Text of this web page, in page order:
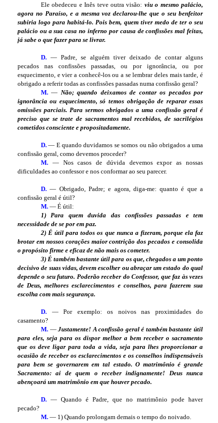
Ele obedeceu e Inês teve outra visão: viu o mesmo palácio,
agora no Paraíso, e a mesma voz declarou-lhe que o seu benfeitor
subiria logo para habitá-lo. Pois bem, quem tiver medo de ter o seu
palácio ou a sua casa no inferno por causa de confissões mal feitas,
já sabe o que fazer para se livrar.
D. — Padre, se alguém tiver deixado de contar alguns
pecados nas confissões passadas, ou por ignorância, ou por
esquecimento, e vier a conhecê-los ou a se lembrar deles mais tarde, é
obrigado a referir todas as confissões passadas numa confissão geral?
M. — Não; quando deixamos de contar os pecados por
ignorância ou esquecimento, só temos obrigação de reparar essas
omissões parciais. Para sermos obrigados a uma confissão geral é
preciso que se trate de sacramentos mal recebidos, de sacrilégios
cometidos consciente e propositadamente.
D. — E quando duvidamos se somos ou não obrigados a uma
confissão geral, como devemos proceder?
M.
— Nos casos de dúvida devemos expor as nossas
dificuldades ao confessor e nos conformar ao seu parecer.
D. — Obrigado, Padre; e agora, diga-me: quanto é que a
confissão geral é útil?
M. — É útil:
1) Para quem duvida das confissões passadas e tem
necessidade de se por em paz.
2) É útil para todos os que nunca a fizeram, porque ela faz
brotar em nossos corações maior contrição dos pecados e consolida
o propósito firme e eficaz de não mais os cometer.
3) É também bastante útil para os que, chegados a um ponto
decisivo de suas vidas, devem escolher ou abraçar um estado do qual
depende o seu futuro. Poderão receber do Confessor, que faz às vezes
de Deus, melhores esclarecimentos e conselhos, para fazerem sua
escolha com mais segurança.
D.
— Por exemplo: os noivos nas proximidades do
casamento?
M. — Justamente! A confissão geral é também bastante útil
para eles, seja para os dispor melhor a bem receber o sacramento
que os deve ligar para toda a vida, seja para lhes proporcionar a
ocasião de receber os esclarecimentos e os conselhos indispensáveis
para bem se governarem em tal estado. O matrimônio é grande
Sacramento: ai de quem o receber indignamente! Deus nunca
abençoará um matrimônio em que houver pecado.
D. — Quando é Padre, que no matrimônio pode haver
pecado?
M. — 1) Quando prolongam demais o tempo do noivado.